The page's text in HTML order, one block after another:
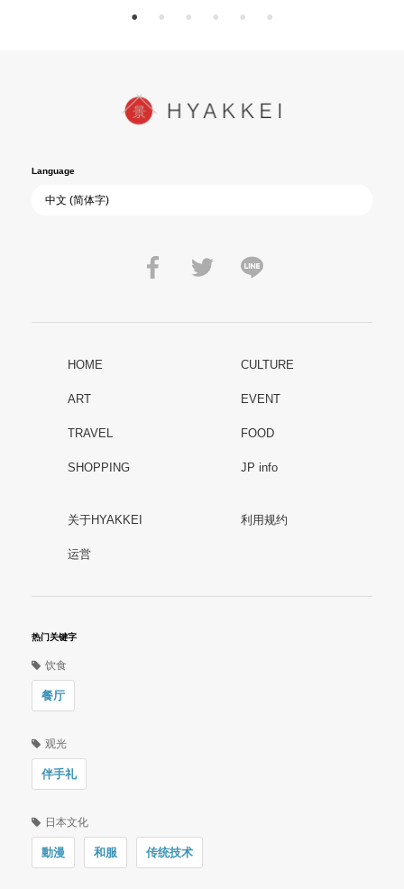
Language
HOME CULTURE
ART EVENT
TRAVEL FOOD
SHOPPING JP info
关于HYAKKEI 利用规约
运営
热门关键字
饮食
餐厅
观光
伴手礼
日本文化
動漫 和服 传统技术